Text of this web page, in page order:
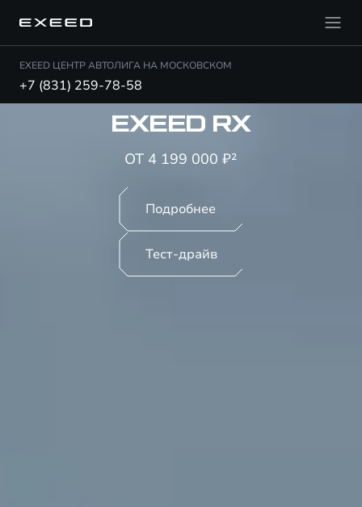
EXEED ЦЕНТР АВТОЛИГА НА МОСКОВСКОМ
+7 (831) 259-78-58
EXEED RX
ОТ 4 199 000 ₽²
Подробнее
Тест-драйв